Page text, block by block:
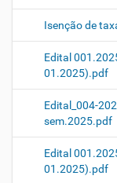
Isenção de
Edital
01.2025).pdf
Edital_004-
sem.2025.pdf
Edital
01.2025).pdf